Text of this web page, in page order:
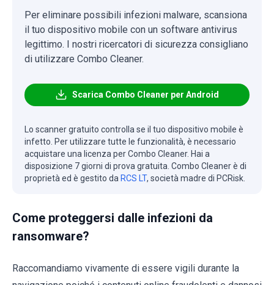
Per eliminare possibili infezioni malware, scansiona
il tuo dispositivo mobile con un software antivirus
legittimo. I nostri ricercatori di sicurezza consigliano
di utilizzare Combo Cleaner.
Scarica Combo Cleaner per Android
Lo scanner gratuito controlla se il tuo dispositivo mobile è
infetto. Per utilizzare tutte le funzionalità, è necessario
acquistare una licenza per Combo Cleaner. Hai a
disposizione 7 giorni di prova gratuita. Combo Cleaner è di
proprietà ed è gestito da RCS LT, società madre di PCRisk.
Come proteggersi dalle infezioni da
ransomware?
Raccomandiamo vivamente di essere vigili durante la